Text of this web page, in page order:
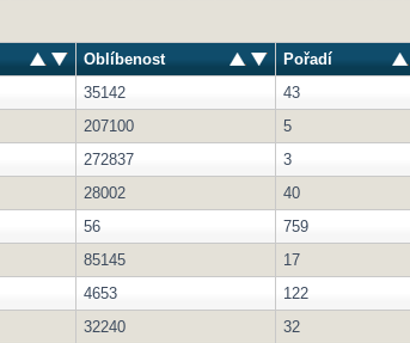
Oblíbenost
Pořadí
35142
43
207100
5
272837
3
28002
40
56
759
85145
17
4653
122
32240
32